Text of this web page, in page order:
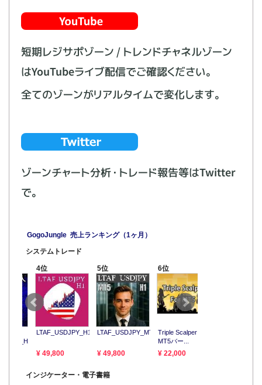
短期レジサポゾーン / トレンドチャネルゾーン
はYouTubeライブ配信でご確認ください。
全てのゾーンがリアルタイムで変化します。
ゾーンチャート分析・トレード報告等はTwitter
で。